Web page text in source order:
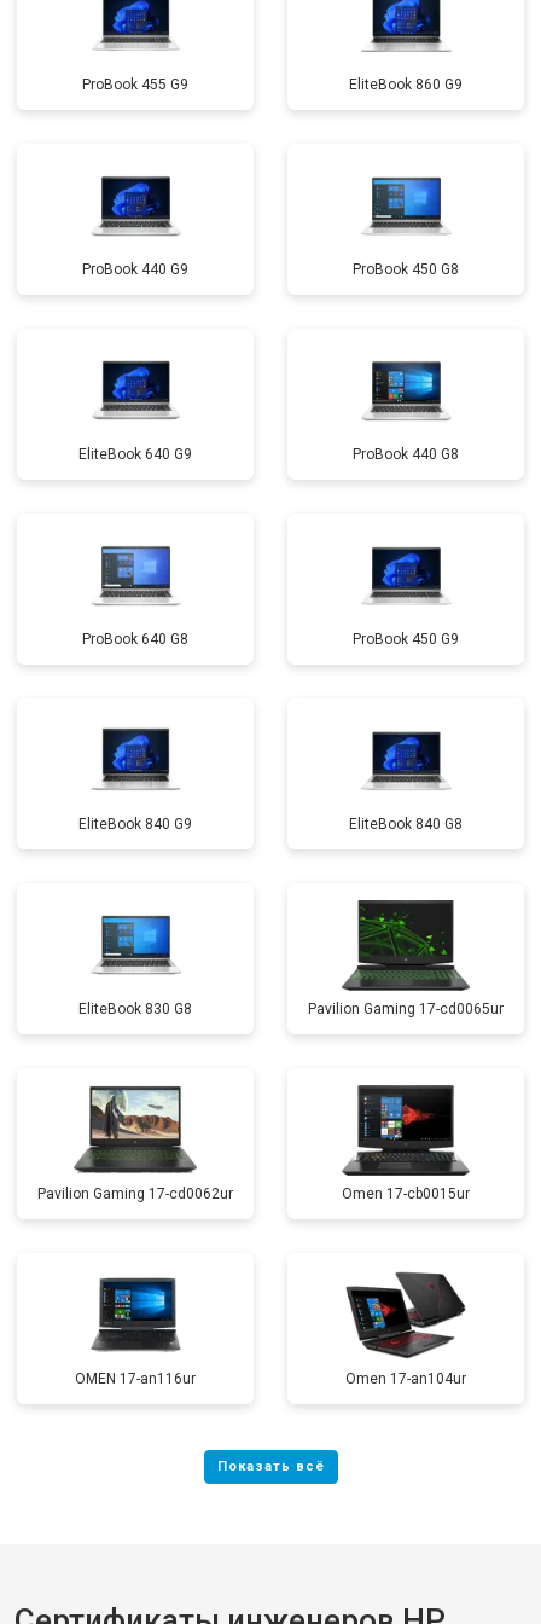
Замена микрофона от 2600 ₽ Заказать
Замена оперативной памяти от 1100 ₽ Заказать
Замена северного моста от 3500 ₽ Заказать
Ремонт петель от 3990 ₽ Заказать
ProBook 455 G9 EliteBook 860 G9
ProBook 440 G9 ProBook 450 G8
EliteBook 640 G9 ProBook 440 G8
ProBook 640 G8 ProBook 450 G9
EliteBook 840 G9 EliteBook 840 G8
EliteBook 830 G8 Pavilion Gaming 17-cd0065ur
Pavilion Gaming 17-cd0062ur Omen 17-cb0015ur
OMEN 17-an116ur Omen 17-an104ur